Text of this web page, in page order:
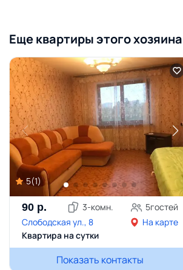
Еще квартиры этого хозяина
5(1)
90 р. 3-комн. 5гостей
Слободская ул., 8
На карте
Квартира на сутки
Показать контакты